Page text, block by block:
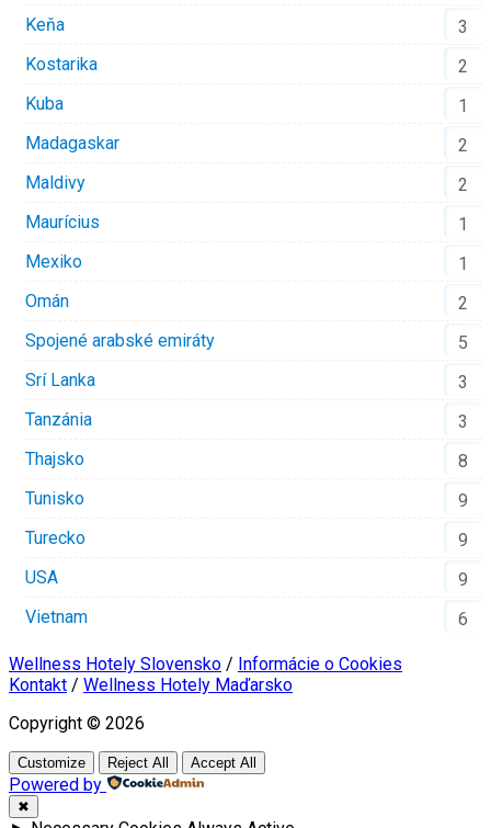
Keňa
3
Kostarika
2
Kuba
1
Madagaskar
2
Maldivy
2
Maurícius
1
Mexiko
1
Omán
2
Spojené arabské emiráty
5
Srí Lanka
3
Tanzánia
3
Thajsko
8
Tunisko
9
Turecko
9
USA
9
Vietnam
6
Wellness Hotely Slovensko / Informácie o Cookies
Kontakt / Wellness Hotely Maďarsko
Copyright © 2026
Customize Reject All Accept All
Powered by
✖